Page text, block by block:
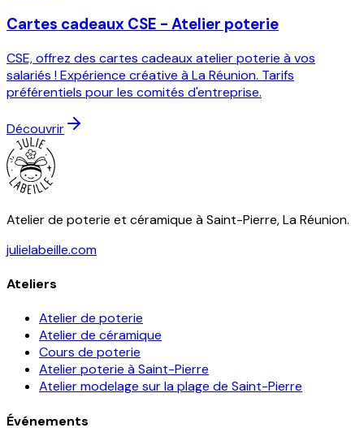
Cartes cadeaux CSE - Atelier poterie
CSE, offrez des cartes cadeaux atelier poterie à vos
salariés ! Expérience créative à La Réunion. Tarifs
préférentiels pour les comités d'entreprise.
Découvrir
Atelier de poterie et céramique à Saint-Pierre, La Réunion.
julielabeille.com
Ateliers
Atelier de poterie
Atelier de céramique
Cours de poterie
Atelier poterie à Saint-Pierre
Atelier modelage sur la plage de Saint-Pierre
Événements